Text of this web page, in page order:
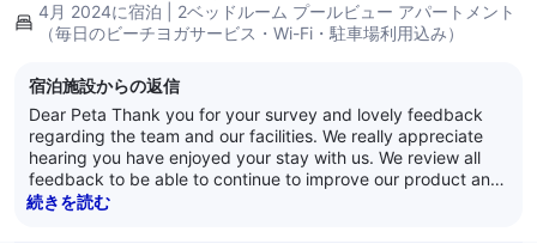
4月 2024に宿泊 | 2ベッドルーム プールビュー アパートメント
（毎日のビーチヨガサービス・Wi-Fi・駐車場利用込み）
宿泊施設からの返信
Dear Peta Thank you for your survey and lovely feedback
regarding the team and our facilities. We really appreciate
hearing you have enjoyed your stay with us. We review all
feedback to be able to continue to improve our product and
service so thank you for taking the time. We hope to
続きを読む